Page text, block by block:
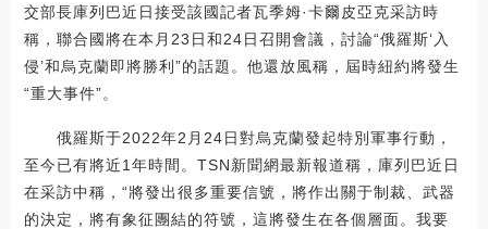
交部長庫列巴近日接受該國記者瓦季姆·卡爾皮亞克采訪時
稱，聯合國將在本月23日和24日召開會議，討論“俄羅斯‘入
侵’和烏克蘭即將勝利”的話題。他還放風稱，屆時紐約將發生
“重大事件”。
俄羅斯于2022年2月24日對烏克蘭發起特別軍事行動，
至今已有將近1年時間。TSN新聞網最新報道稱，庫列巴近日
在采訪中稱，“將發出很多重要信號，將作出關于制裁、武器
的決定，將有象征團結的符號，這將發生在各個層面。我要